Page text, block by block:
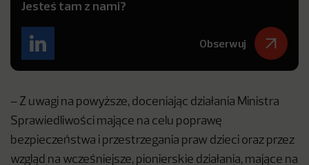
Jesteś tam z nami?
Obserwuj
– Z uwagi na powyższe, doceniając działania Ministra
Sprawiedliwości mające na celu poprawę
bezpieczeństwa i przestrzegania praw dzieci oraz przez
wzgląd na wcześniejsze, pionierskie działania, mające na